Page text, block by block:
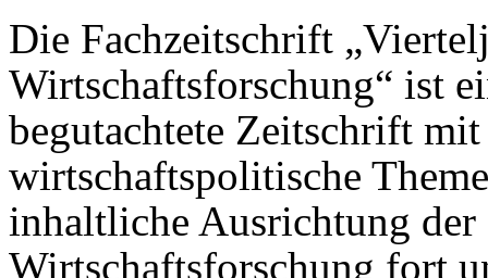
Die Fachzeitschrift
Wirtschaftsforschung“ ist
begutachtete Zeitschrift
wirtschaftspolitische
inhaltliche Ausrichtung
Wirtschaftsforschung fort